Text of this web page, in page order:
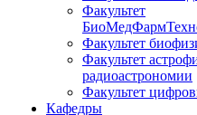
Факультет
Факультет
Факультет
радиоастрономии
Факультет
Кафедры